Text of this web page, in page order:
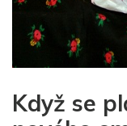
Když se